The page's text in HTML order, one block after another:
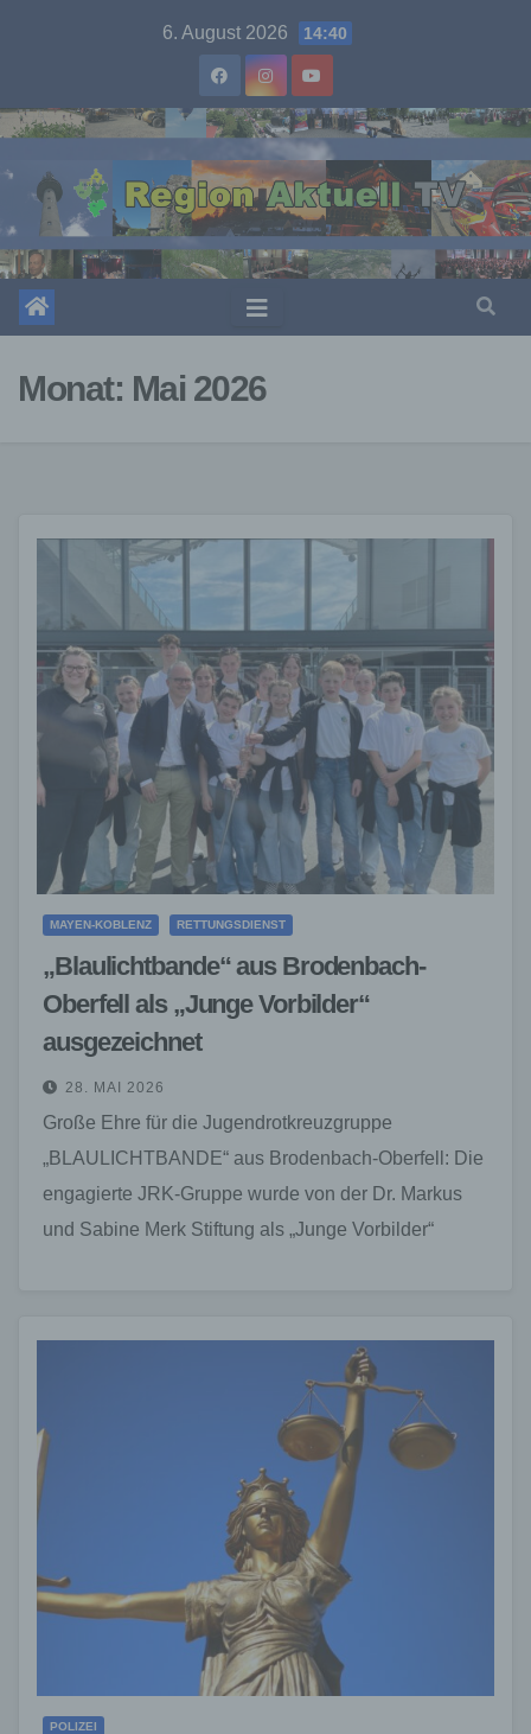
6. August 2026 14:40
Monat: Mai 2026
MAYEN-KOBLENZ RETTUNGSDIENST
„Blaulichtbande“ aus Brodenbach-
Oberfell als „Junge Vorbilder“
ausgezeichnet
28. MAI 2026
Große Ehre für die Jugendrotkreuzgruppe
„BLAULICHTBANDE“ aus Brodenbach-Oberfell: Die
engagierte JRK-Gruppe wurde von der Dr. Markus
und Sabine Merk Stiftung als „Junge Vorbilder“
POLIZEI